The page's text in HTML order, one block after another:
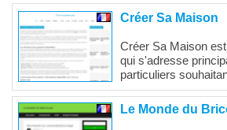
Créer Sa Maison
Créer Sa Maison
qui s'adresse
particuliers
Le Monde du